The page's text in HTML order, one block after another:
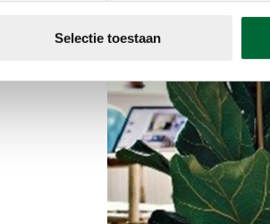
Selectie toestaan